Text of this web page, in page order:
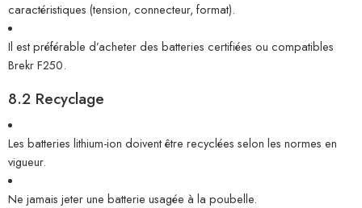
caractéristiques (tension, connecteur, format).
Il est préférable d’acheter des batteries certifiées ou compatibles
Brekr F250.
8.2 Recyclage
Les batteries lithium-ion doivent être recyclées selon les normes en
vigueur.
Ne jamais jeter une batterie usagée à la poubelle.